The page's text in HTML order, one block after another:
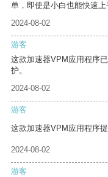
单，即使是小白也能快速上
2024-08-02
游客
这款加速器VPM应用程序
护。
2024-08-02
游客
这款加速器VPM应用程序
2024-08-02
游客